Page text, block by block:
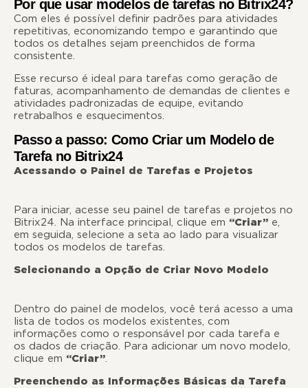
Por que usar modelos de tarefas no Bitrix24?
Com eles é possível definir padrões para atividades
repetitivas, economizando tempo e garantindo que
todos os detalhes sejam preenchidos de forma
consistente.
Esse recurso é ideal para tarefas como geração de
faturas, acompanhamento de demandas de clientes e
atividades padronizadas de equipe, evitando
retrabalhos e esquecimentos.
Passo a passo: Como Criar um Modelo de
Tarefa no Bitrix24
Acessando o Painel de Tarefas e Projetos
Para iniciar, acesse seu painel de tarefas e projetos no
Bitrix24. Na interface principal, clique em “Criar” e,
em seguida, selecione a seta ao lado para visualizar
todos os modelos de tarefas.
Selecionando a Opção de Criar Novo Modelo
Dentro do painel de modelos, você terá acesso a uma
lista de todos os modelos existentes, com
informações como o responsável por cada tarefa e
os dados de criação. Para adicionar um novo modelo,
clique em “Criar”.
Preenchendo as Informações Básicas da Tarefa